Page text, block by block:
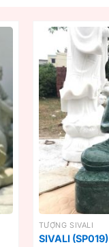
TƯỢNG SIVALI
SIVALI (SP019)